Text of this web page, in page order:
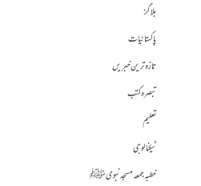
بلاگز
پاکستانیات
تازہ ترین خبریں
تبصرہ کتب
تعلیم
ٹیکنالوجی
خطبہ جمعہ مسجد نبوی ﷺ